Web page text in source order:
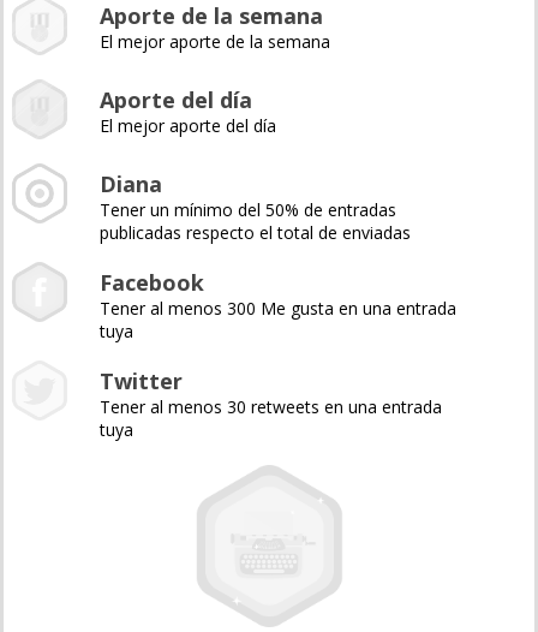
Aporte de la semana
El mejor aporte de la semana
Aporte del día
El mejor aporte del día
Diana
Tener un mínimo del 50% de entradas
publicadas respecto el total de enviadas
Facebook
Tener al menos 300 Me gusta en una entrada
tuya
Twitter
Tener al menos 30 retweets en una entrada
tuya